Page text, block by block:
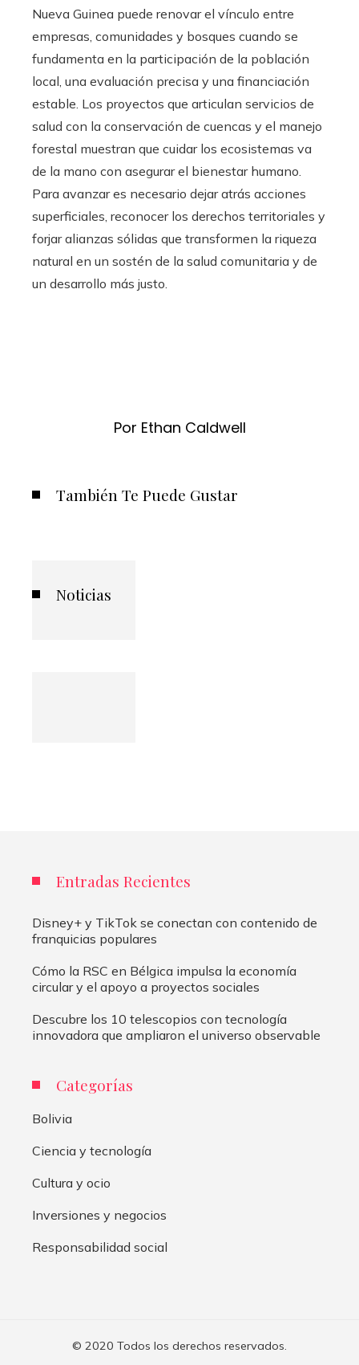
Nueva Guinea puede renovar el vínculo entre
empresas, comunidades y bosques cuando se
fundamenta en la participación de la población
local, una evaluación precisa y una financiación
estable. Los proyectos que articulan servicios de
salud con la conservación de cuencas y el manejo
forestal muestran que cuidar los ecosistemas va
de la mano con asegurar el bienestar humano.
Para avanzar es necesario dejar atrás acciones
superficiales, reconocer los derechos territoriales y
forjar alianzas sólidas que transformen la riqueza
natural en un sostén de la salud comunitaria y de
un desarrollo más justo.
Por Ethan Caldwell
También Te Puede Gustar
Noticias
Entradas Recientes
Disney+ y TikTok se conectan con contenido de
franquicias populares
Cómo la RSC en Bélgica impulsa la economía
circular y el apoyo a proyectos sociales
Descubre los 10 telescopios con tecnología
innovadora que ampliaron el universo observable
Categorías
Bolivia
Ciencia y tecnología
Cultura y ocio
Inversiones y negocios
Responsabilidad social
© 2020 Todos los derechos reservados.